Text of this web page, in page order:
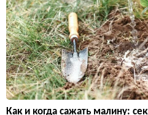
Как и когда сажать малину: